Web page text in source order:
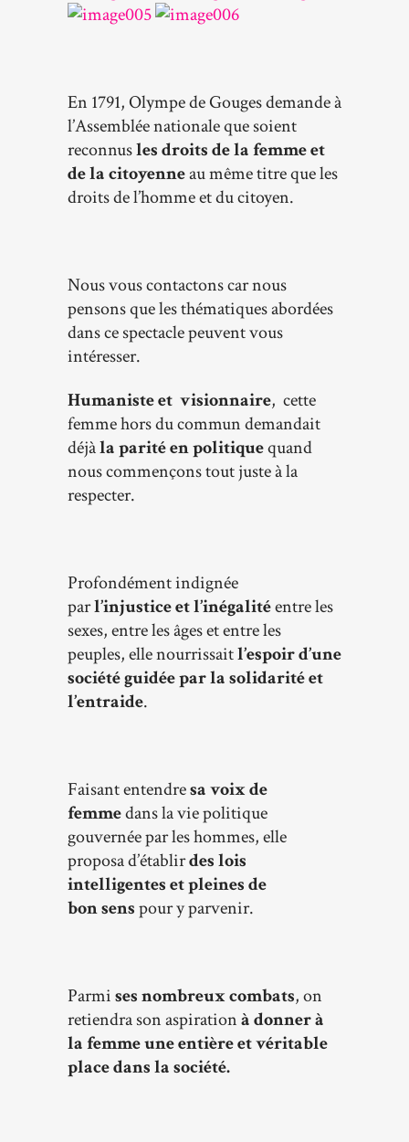
En 1791, Olympe de Gouges demande à
l’Assemblée nationale que soient
reconnusles droits de la femme et
de la citoyenneau même titre que les
droits de l’homme et du citoyen.
Nous vous contactons car nous
pensons que les thématiques abordées
dans ce spectacle peuvent vous
intéresser.
Humaniste et visionnaire, cette
femme hors du commun demandait
déjàla parité en politiquequand
nous commençons tout juste à la
respecter.
Profondément indignée
parl’injustice et l’inégalitéentre les
sexes, entre les âges et entre les
peuples, elle nourrissaitl’espoir d’une
sociétéguidée parla solidaritéet
l’entraide.
Faisant entendresa voix de
femmedans la vie politique
gouvernée par les hommes, elle
proposa d’établirdes lois
intelligentes et pleines de
bonsenspour y parvenir.
Parmises nombreux combats, on
retiendra son aspirationà donner à
la femme une entière et véritable
place dans la société.